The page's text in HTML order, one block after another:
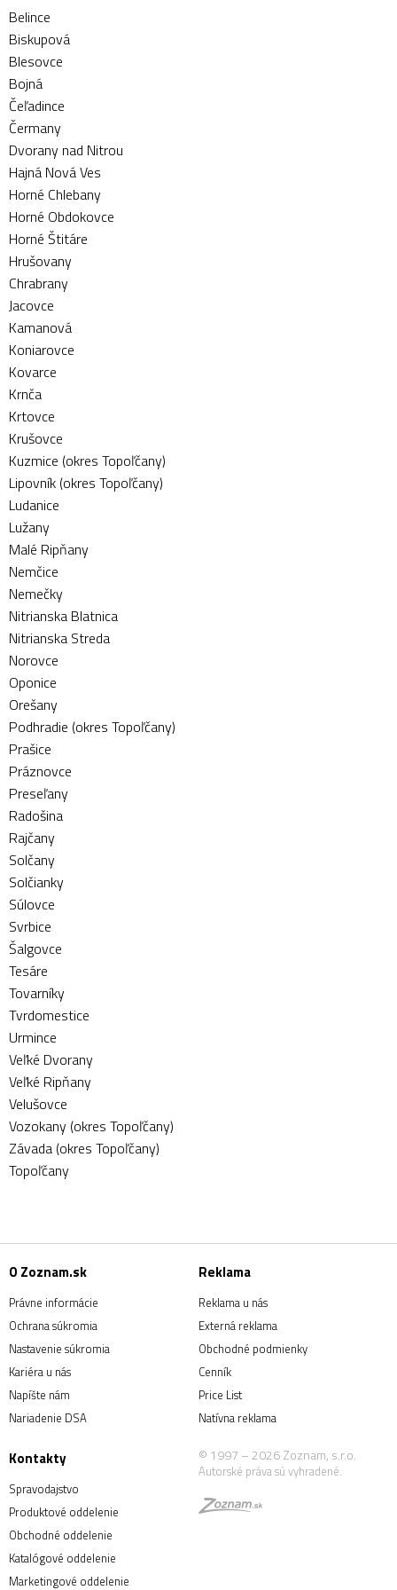
Belince
Biskupová
Blesovce
Bojná
Čeľadince
Čermany
Dvorany nad Nitrou
Hajná Nová Ves
Horné Chlebany
Horné Obdokovce
Horné Štitáre
Hrušovany
Chrabrany
Jacovce
Kamanová
Koniarovce
Kovarce
Krnča
Krtovce
Krušovce
Kuzmice (okres Topoľčany)
Lipovník (okres Topoľčany)
Ludanice
Lužany
Malé Ripňany
Nemčice
Nemečky
Nitrianska Blatnica
Nitrianska Streda
Norovce
Oponice
Orešany
Podhradie (okres Topoľčany)
Prašice
Práznovce
Preseľany
Radošina
Rajčany
Solčany
Solčianky
Súlovce
Svrbice
Šalgovce
Tesáre
Tovarníky
Tvrdomestice
Urmince
Veľké Dvorany
Veľké Ripňany
Velušovce
Vozokany (okres Topoľčany)
Závada (okres Topoľčany)
Topoľčany
O Zoznam.sk
Právne informácie
Ochrana súkromia
Nastavenie súkromia
Kariéra u nás
Napíšte nám
Nariadenie DSA
Reklama
Reklama u nás
Externá reklama
Obchodné podmienky
Cenník
Price List
Natívna reklama
Kontakty
Spravodajstvo
Produktové oddelenie
Obchodné oddelenie
Katalógové oddelenie
Marketingové oddelenie
© 1997 – 2026 Zoznam, s.r.o.
Autorské práva sú vyhradené.